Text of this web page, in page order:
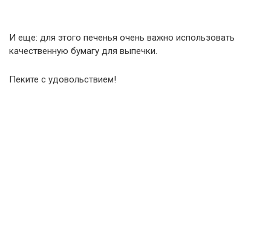
И еще: для этого печенья очень важно использовать
качественную бумагу для выпечки.
Пеките с удовольствием!